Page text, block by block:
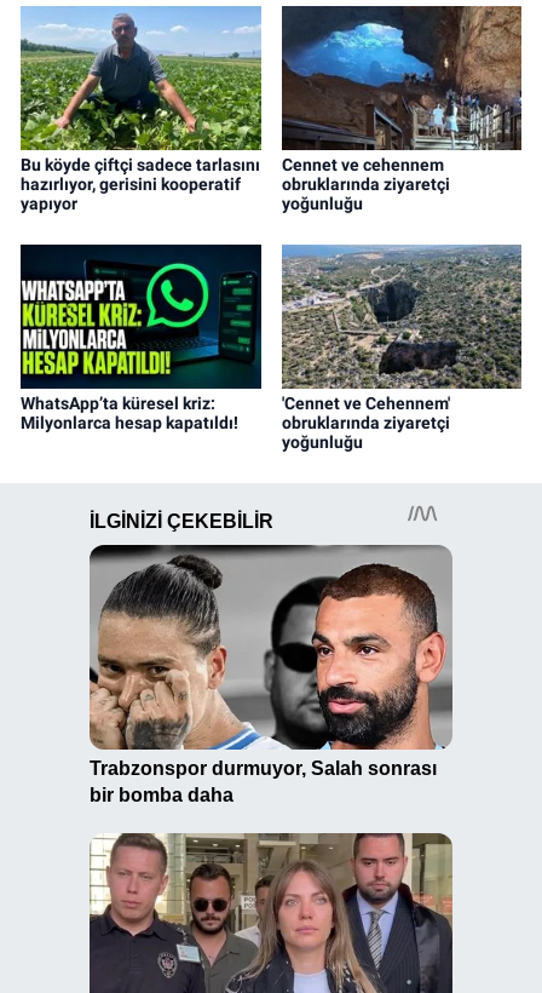
Bu köyde çiftçi sadece tarlasını
hazırlıyor, gerisini kooperatif
yapıyor
Cennet ve cehennem
obruklarında ziyaretçi
yoğunluğu
WhatsApp’ta küresel kriz:
Milyonlarca hesap kapatıldı!
'Cennet ve Cehennem'
obruklarında ziyaretçi
yoğunluğu